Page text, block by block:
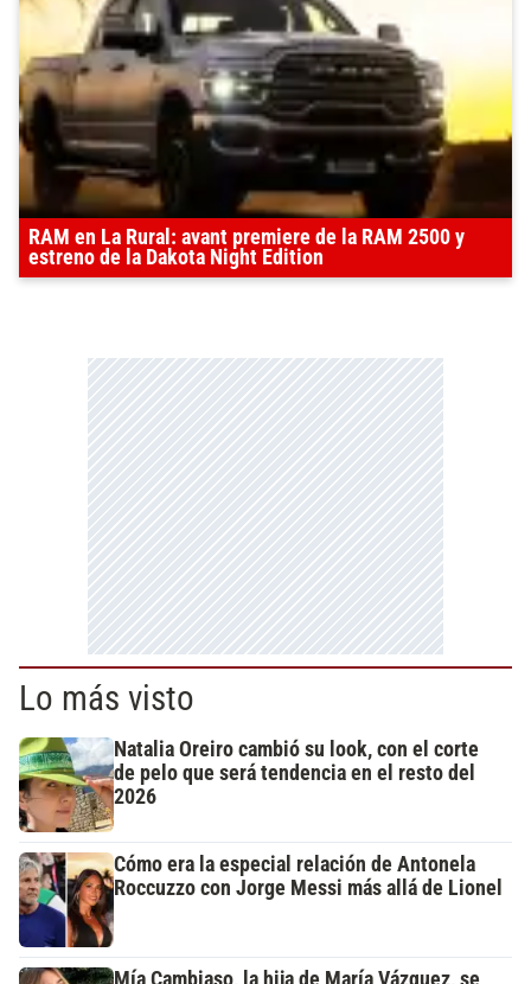
RAM en La Rural: avant premiere de la RAM 2500 y
estreno de la Dakota Night Edition
Lo más visto
Natalia Oreiro cambió su look, con el corte
de pelo que será tendencia en el resto del
2026
Cómo era la especial relación de Antonela
Roccuzzo con Jorge Messi más allá de Lionel